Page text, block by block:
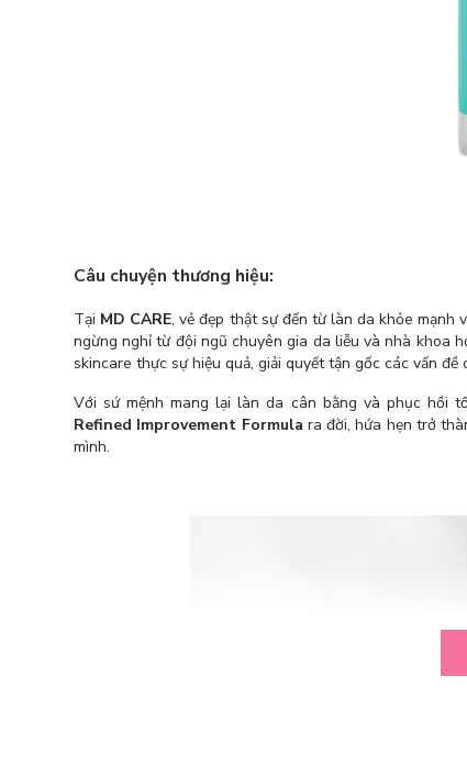
Câu chuyện thương hiệu:
Tại MD CARE, vẻ đẹp thật sự đến từ làn da khỏe mạnh
ngừng nghỉ từ đội ngũ chuyên gia da liễu và nhà khoa
skincare thực sự hiệu quả, giải quyết tận gốc các vấn đề
Với sứ mệnh mang lại làn da cân bằng và phục hồi
Refined Improvement Formula ra đời, hứa hẹn trở
mình.